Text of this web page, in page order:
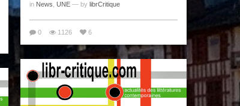
in News, UNE — by librCritique
0 1126 6